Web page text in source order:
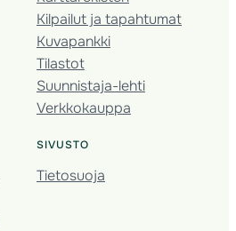
Kilpailut ja tapahtumat
Kuvapankki
Tilastot
Suunnistaja-lehti
Verkkokauppa
SIVUSTO
Tietosuoja